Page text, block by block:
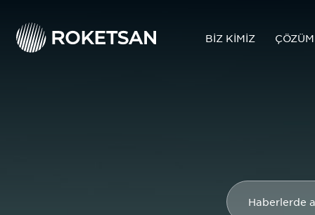
BİZ KİMİZ
UZAY PROJELERİ
BALİSTİK KORUMA